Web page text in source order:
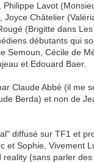
Philippe Lavot
Joyce Châtelier
(Brigitte dans
débutants qui
Semoun, Cécile de
et Edouard Baer.
Claude Abbé (il me
Berda) et non de
diffusé sur TF1 et
et Sophie, Vivement
reality (sans parler